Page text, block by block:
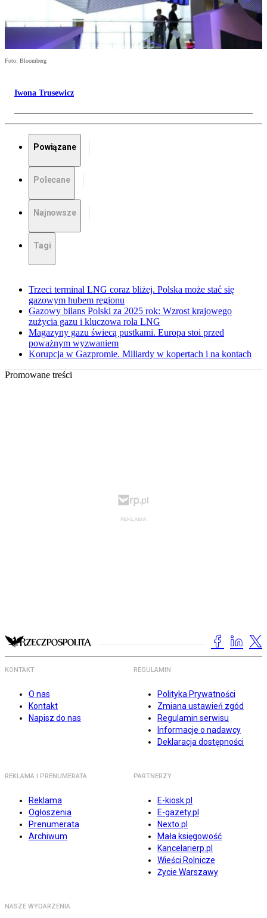
Foto: Bloomberg
Iwona Trusewicz
Powiązane
Polecane
Najnowsze
Tagi
Trzeci terminal LNG coraz bliżej. Polska może stać się
gazowym hubem regionu
Gazowy bilans Polski za 2025 rok: Wzrost krajowego
zużycia gazu i kluczowa rola LNG
Magazyny gazu świecą pustkami. Europa stoi przed
poważnym wyzwaniem
Korupcja w Gazpromie. Miliardy w kopertach i na kontach
Promowane treści
KONTAKT
O nas
Kontakt
Napisz do nas
REGULAMIN
Polityka Prywatności
Zmiana ustawień zgód
Regulamin serwisu
Informacje o nadawcy
Deklaracja dostępności
REKLAMA I PRENUMERATA
Reklama
Ogłoszenia
Prenumerata
Archiwum
PARTNERZY
E-kiosk.pl
E-gazety.pl
Nexto.pl
Mała księgowość
Kancelarierp.pl
Wieści Rolnicze
Życie Warszawy
NASZE WYDARZENIA